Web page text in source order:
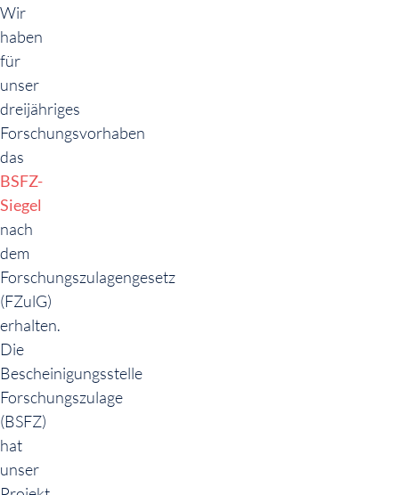
Wir
haben
für
unser
dreijähriges
Forschungsvorhaben
das
BSFZ-
Siegel
nach
dem
Forschungszulagengesetz
(FZulG)
erhalten.
Die
Bescheinigungsstelle
Forschungszulage
(BSFZ)
hat
unser